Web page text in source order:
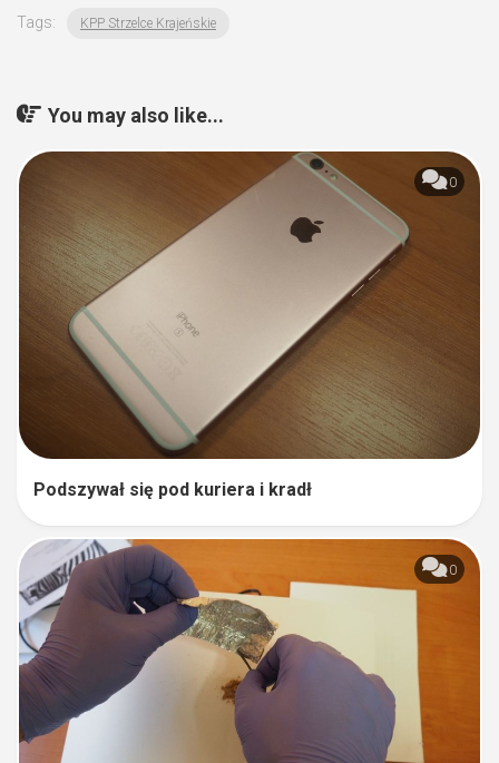
Tags: KPP Strzelce Krajeńskie
You may also like...
0
Podszywał się pod kuriera i kradł
0